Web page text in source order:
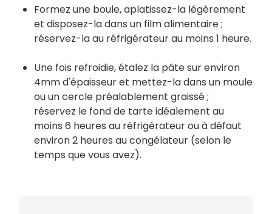
Formez une boule, aplatissez-la légèrement
et disposez-la dans un film alimentaire ;
réservez-la au réfrigérateur au moins 1 heure.
Une fois refroidie, étalez la pâte sur environ
4mm d'épaisseur et mettez-la dans un moule
ou un cercle préalablement graissé ;
réservez le fond de tarte idéalement au
moins 6 heures au réfrigérateur ou à défaut
environ 2 heures au congélateur (selon le
temps que vous avez).